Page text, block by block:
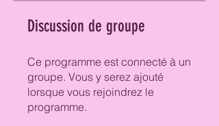
Discussion de groupe
Ce programme est connecté à un
groupe. Vous y serez ajouté
lorsque vous rejoindrez le
programme.